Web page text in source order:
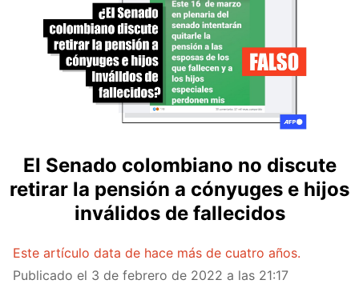
El Senado colombiano no discute
retirar la pensión a cónyuges e hijos
inválidos de fallecidos
Este artículo data de hace más de cuatro años.
Publicado el 3 de febrero de 2022 a las 21:17